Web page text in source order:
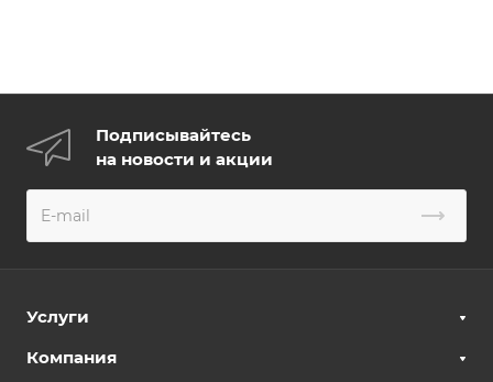
Подписывайтесь
на новости и акции
Услуги
Компания